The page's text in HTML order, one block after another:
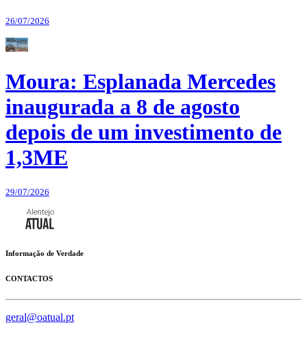
26/07/2026
Moura: Esplanada Mercedes
inaugurada a 8 de agosto
depois de um investimento de
1,3ME
29/07/2026
Informação de Verdade
CONTACTOS
geral@oatual.pt